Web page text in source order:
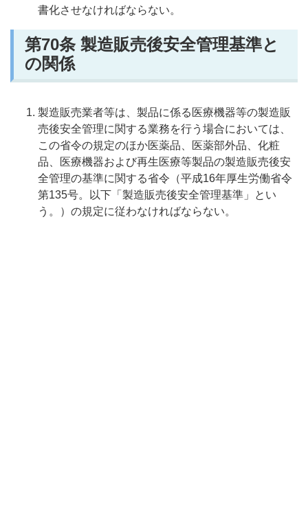
書化させなければならない。
第70条 製造販売後安全管理基準と
の関係
製造販売業者等は、製品に係る医療機器等の製造販
売後安全管理に関する業務を行う場合においては、
この省令の規定のほか医薬品、医薬部外品、化粧
品、医療機器および再生医療等製品の製造販売後安
全管理の基準に関する省令（平成16年厚生労働省令
第135号。以下「製造販売後安全管理基準」とい
う。）の規定に従わなければならない。